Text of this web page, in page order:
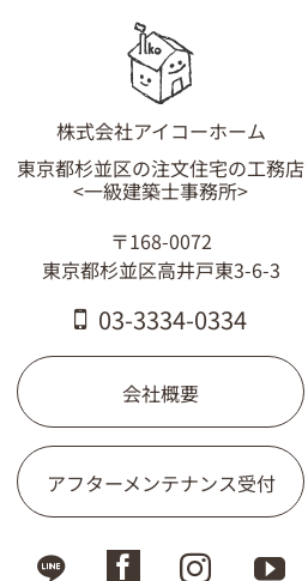
株式会社アイコーホーム
東京都杉並区の注文住宅の工務店
<一級建築士事務所>
〒168-0072
東京都杉並区高井戸東3-6-3
03-3334-0334
会社概要
アフターメンテナンス受付